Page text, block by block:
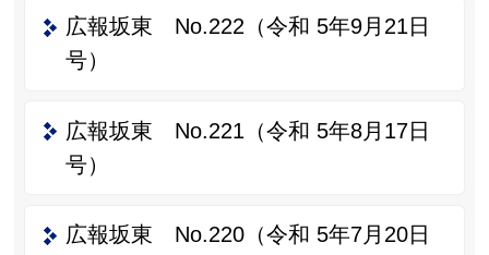
広報坂東 No.222（令和 5年9月21日
号）
広報坂東 No.221（令和 5年8月17日
号）
広報坂東 No.220（令和 5年7月20日